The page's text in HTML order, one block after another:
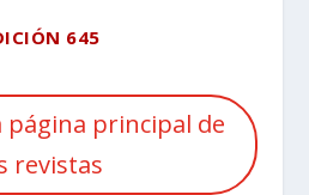
645
página principal de
revistas